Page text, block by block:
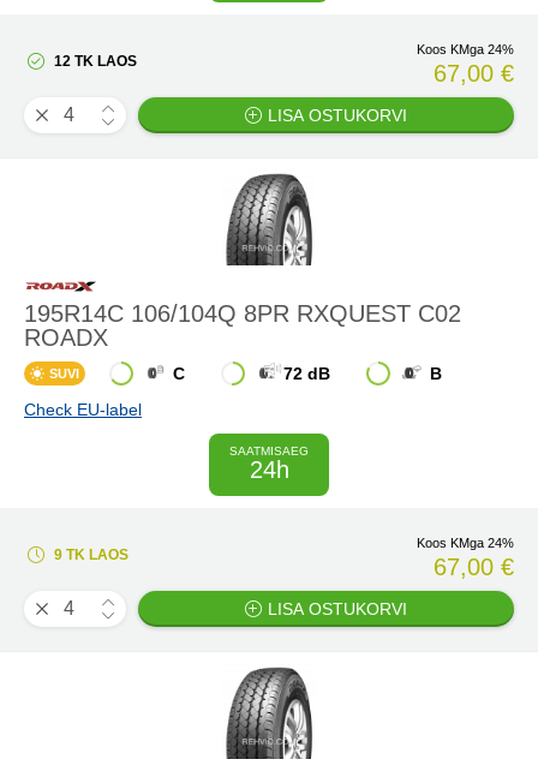
12 TK LAOS
Koos KMga 24%
67,00 €
LISA OSTUKORVI
195R14C 106/104Q 8PR RXQUEST C02
ROADX
SUVI C 72 dB
B
Check EU-label
SAATMISAEG
24h
9 TK LAOS
Koos KMga 24%
67,00 €
LISA OSTUKORVI